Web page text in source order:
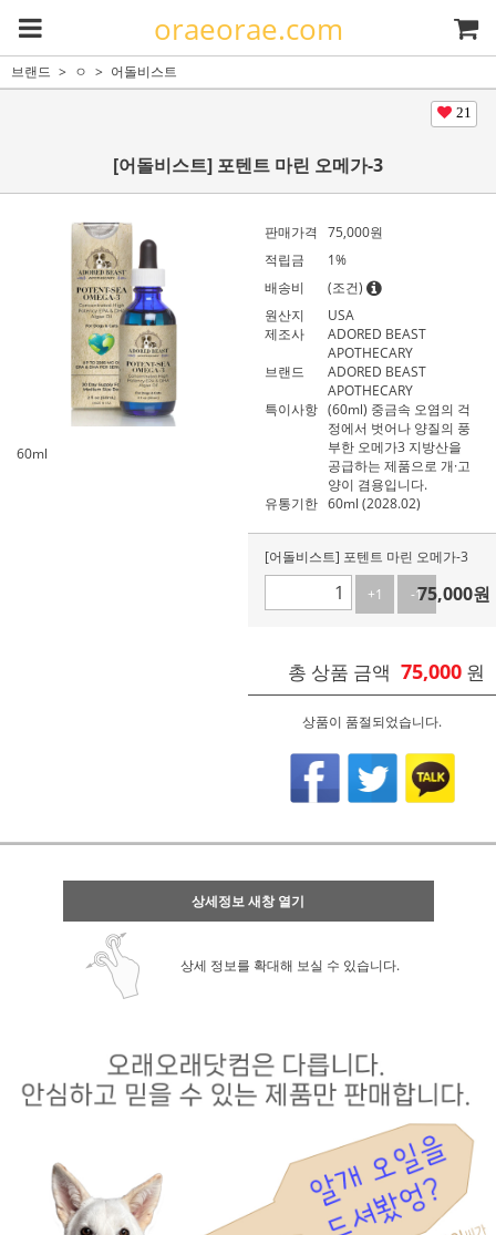
oraeorae.com
브랜드 ㅇ 어돌비스트
21
[어돌비스트] 포텐트 마린 오메가-3
60ml
판매가격 75,000원
적립금
1%
배송비
(조건)
원산지
USA
제조사
ADORED BEAST
APOTHECARY
브랜드
ADORED BEAST
APOTHECARY
특이사항 (60ml) 중금속 오염의 걱
정에서 벗어나 양질의 풍
부한 오메가3 지방산을
공급하는 제품으로 개·고
양이 겸용입니다.
유통기한 60ml (2028.02)
[어돌비스트] 포텐트 마린 오메가-3
+1
-175,000원
총 상품 금액 75,000 원
상품이 품절되었습니다.
상세정보 새창 열기
상세 정보를 확대해 보실 수 있습니다.